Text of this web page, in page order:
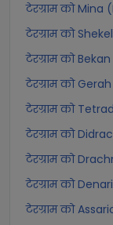
टेरग्राम को
टेरग्राम को
टेरग्राम को
टेरग्राम को
टेरग्राम को
टेरग्राम को
टेरग्राम को
टेरग्राम को
टेरग्राम को